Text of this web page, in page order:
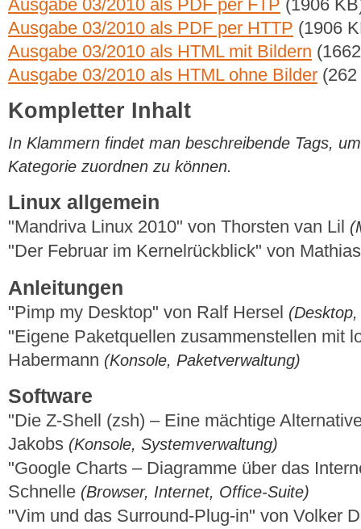
Ausgabe 03/2010 als PDF per FTP (1906
Ausgabe 03/2010 als PDF per HTTP (1906
Ausgabe 03/2010 als HTML mit Bildern
Ausgabe 03/2010 als HTML ohne Bilder
Kompletter Inhalt
In Klammern findet man beschreibende Tags,
Kategorie zuordnen zu können.
Linux allgemein
"Mandriva Linux 2010" von Thorsten van Lil
"Der Februar im Kernelrückblick" von
Anleitungen
"Pimp my Desktop" von Ralf Hersel
"Eigene Paketquellen zusammenstellen mit
Habermann (Konsole, Paketverwaltung)
Software
"Die Z-Shell (zsh) – Eine mächtige
Jakobs (Konsole, Systemverwaltung)
"Google Charts – Diagramme über das
Schnelle (Browser, Internet, Office-Suite)
"Vim und das Surround-Plug-in" von Volker